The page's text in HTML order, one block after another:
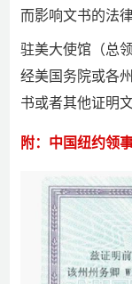
而影响文书的法律
驻美大使馆（总
经美国务院或各
书或者其他证明
附：中国纽约领